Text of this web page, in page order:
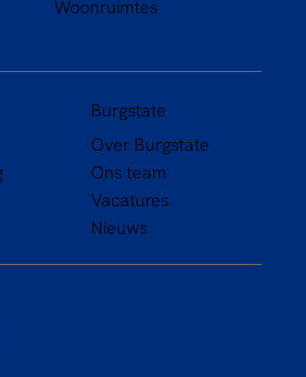
Woonruimtes
Burgstate
Over Burgstate
Ons team
Vacatures
Nieuws